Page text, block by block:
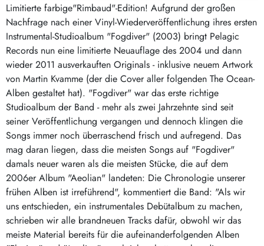
Limitierte farbige"Rimbaud"-Edition! Aufgrund der großen
Nachfrage nach einer Vinyl-Wiederveröffentlichung ihres ersten
Instrumental-Studioalbum "Fogdiver" (2003) bringt Pelagic
Records nun eine limitierte Neuauflage des 2004 und dann
wieder 2011 ausverkauften Originals - inklusive neuem Artwork
von Martin Kvamme (der die Cover aller folgenden The Ocean-
Alben gestaltet hat). "Fogdiver" war das erste richtige
Studioalbum der Band - mehr als zwei Jahrzehnte sind seit
seiner Veröffentlichung vergangen und dennoch klingen die
Songs immer noch überraschend frisch und aufregend. Das
mag daran liegen, dass die meisten Songs auf "Fogdiver"
damals neuer waren als die meisten Stücke, die auf dem
2006er Album "Aeolian" landeten: Die Chronologie unserer
frühen Alben ist irreführend", kommentiert die Band: "Als wir
uns entschieden, ein instrumentales Debütalbum zu machen,
schrieben wir alle brandneuen Tracks dafür, obwohl wir das
meiste Material bereits für die aufeinanderfolgenden Alben